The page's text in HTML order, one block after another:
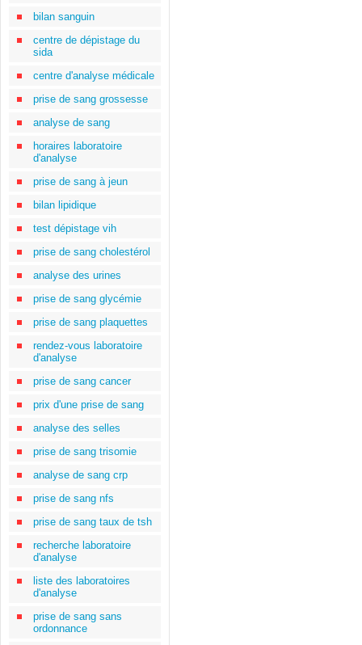
bilan sanguin
centre de dépistage du
sida
centre d'analyse médicale
prise de sang grossesse
analyse de sang
horaires laboratoire
d'analyse
prise de sang à jeun
bilan lipidique
test dépistage vih
prise de sang cholestérol
analyse des urines
prise de sang glycémie
prise de sang plaquettes
rendez-vous laboratoire
d'analyse
prise de sang cancer
prix d'une prise de sang
analyse des selles
prise de sang trisomie
analyse de sang crp
prise de sang nfs
prise de sang taux de tsh
recherche laboratoire
d'analyse
liste des laboratoires
d'analyse
prise de sang sans
ordonnance